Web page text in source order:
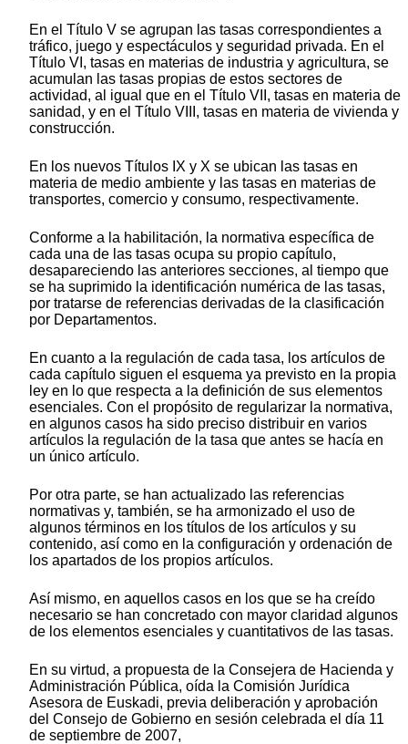
En el Título V se agrupan las tasas correspondientes a
tráfico, juego y espectáculos y seguridad privada. En el
Título VI, tasas en materias de industria y agricultura, se
acumulan las tasas propias de estos sectores de
actividad, al igual que en el Título VII, tasas en materia de
sanidad, y en el Título VIII, tasas en materia de vivienda y
construcción.
En los nuevos Títulos IX y X se ubican las tasas en
materia de medio ambiente y las tasas en materias de
transportes, comercio y consumo, respectivamente.
Conforme a la habilitación, la normativa específica de
cada una de las tasas ocupa su propio capítulo,
desapareciendo las anteriores secciones, al tiempo que
se ha suprimido la identificación numérica de las tasas,
por tratarse de referencias derivadas de la clasificación
por Departamentos.
En cuanto a la regulación de cada tasa, los artículos de
cada capítulo siguen el esquema ya previsto en la propia
ley en lo que respecta a la definición de sus elementos
esenciales. Con el propósito de regularizar la normativa,
en algunos casos ha sido preciso distribuir en varios
artículos la regulación de la tasa que antes se hacía en
un único artículo.
Por otra parte, se han actualizado las referencias
normativas y, también, se ha armonizado el uso de
algunos términos en los títulos de los artículos y su
contenido, así como en la configuración y ordenación de
los apartados de los propios artículos.
Así mismo, en aquellos casos en los que se ha creído
necesario se han concretado con mayor claridad algunos
de los elementos esenciales y cuantitativos de las tasas.
En su virtud, a propuesta de la Consejera de Hacienda y
Administración Pública, oída la Comisión Jurídica
Asesora de Euskadi, previa deliberación y aprobación
del Consejo de Gobierno en sesión celebrada el día 11
de septiembre de 2007,